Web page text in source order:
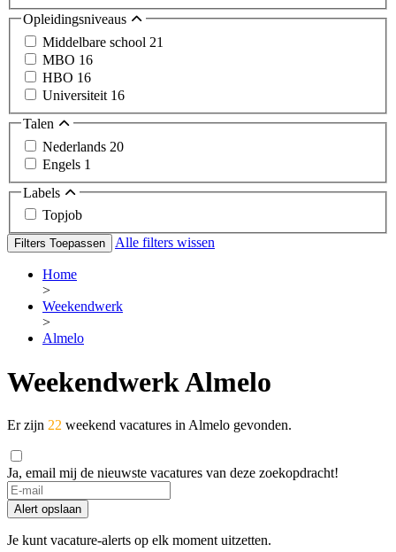
Opleidingsniveaus
Middelbare school 21
MBO 16
HBO 16
Universiteit 16
Talen
Nederlands 20
Engels 1
Labels
Topjob
Filters Toepassen Alle filters wissen
Home
>
Weekendwerk
>
Almelo
Weekendwerk Almelo
Er zijn 22 weekend vacatures in Almelo gevonden.
Ja, email mij de nieuwste vacatures van deze zoekopdracht!
Alert opslaan
Je kunt vacature-alerts op elk moment uitzetten.